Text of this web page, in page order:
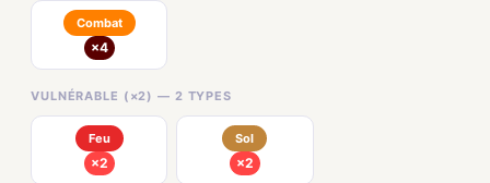
Combat
×4
VULNÉRABLE (×2) — 2 TYPES
Feu
×2
Sol
×2